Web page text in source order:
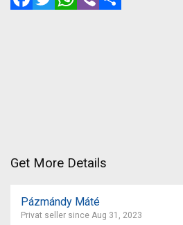
Get More Details
Pázmándy Máté
Privat seller since Aug 31, 2023